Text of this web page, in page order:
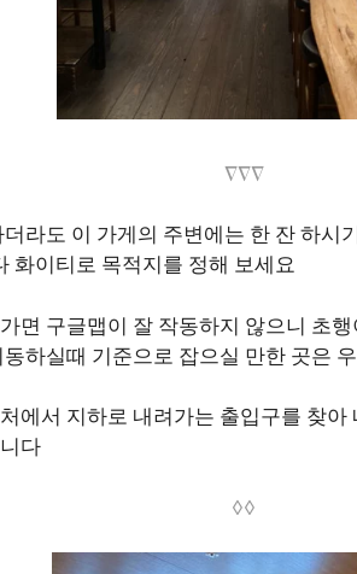
∇∇∇
라도 이 가게의 주변에는 한 잔 하시
화이티로 목적지를 정해 보세요
면 구글맵이 잘 작동하지 않으니 초
하실때 기준으로 잡으실 만한 곳은
에서 지하로 내려가는 출입구를 찾
다
◊◊